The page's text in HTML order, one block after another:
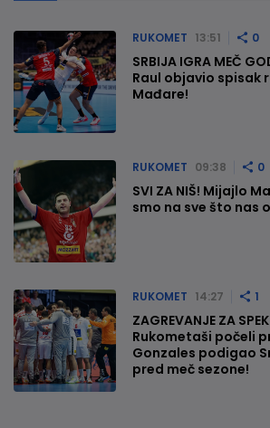
RUKOMET 13:51 0
SRBIJA IGRA MEČ
Raul objavio spisak
Mađare!
RUKOMET 09:38 0
SVI ZA NIŠ! Mijajlo
smo na sve što nas
RUKOMET 14:27 1
ZAGREVANJE ZA
Rukometaši počeli
Gonzales podigao
pred meč sezone!